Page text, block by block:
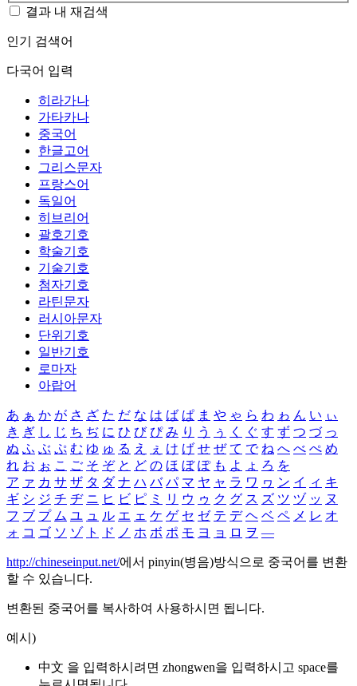
결과 내 재검색
인기 검색어
다국어 입력
히라가나
가타카나
중국어
한글고어
그리스문자
프랑스어
독일어
히브리어
괄호기호
학술기호
기술기호
첨자기호
라틴문자
러시아문자
단위기호
일반기호
로마자
아랍어
あ ぁ か が さ ざ た だ な は ば ぱ ま や ゃ ら わ ゎ ん い ぃ
き ぎ し じ ち ぢ に ひ び ぴ み り う ぅ く ぐ す ず つ づ っ
ぬ ふ ぶ ぷ む ゆ ゅ る え ぇ け げ せ ぜ て で ね へ べ ぺ め
れ お ぉ こ ご そ ぞ と ど の ほ ぼ ぽ も よ ょ ろ を
ア ァ カ サ ザ タ ダ ナ ハ バ パ マ ヤ ャ ラ ワ ヮ ン イ ィ キ
ギ シ ジ チ ヂ ニ ヒ ビ ピ ミ リ ウ ゥ ク グ ス ズ ツ ヅ ッ ヌ
フ ブ プ ム ユ ュ ル エ ェ ケ ゲ セ ゼ テ デ ヘ ベ ペ メ レ オ
ォ コ ゴ ソ ゾ ト ド ノ ホ ボ ポ モ ヨ ョ ロ ヲ ―
http://chineseinput.net/에서 pinyin(병음)방식으로 중국어를 변환
할 수 있습니다.
변환된 중국어를 복사하여 사용하시면 됩니다.
예시)
中文 을 입력하시려면 zhongwen을 입력하시고 space를